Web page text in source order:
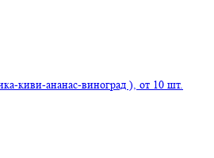
киви-ананас-виноград ), от 10 шт.